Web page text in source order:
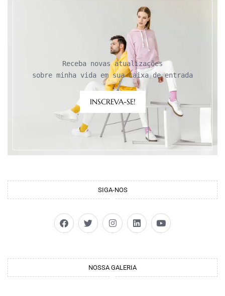
Receba novas atualizações
sobre minha vida em sua caixa de entrada
INSCREVA-SE!
SIGA-NOS
NOSSA GALERIA